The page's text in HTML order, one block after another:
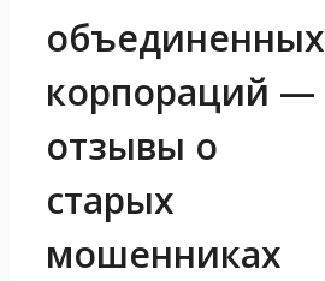
объединенных
корпораций —
отзывы о
старых
мошенниках